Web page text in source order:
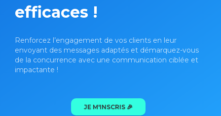
efficaces !
Renforcez l’engagement de vos clients en leur
envoyant des messages adaptés et démarquez-vous
de la concurrence avec une communication ciblée et
impactante !
JE M'INSCRIS 🎉